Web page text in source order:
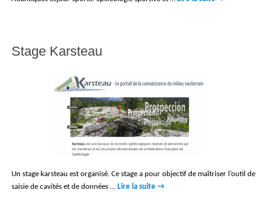
Stage Karsteau
Un stage karsteau est organisé. Ce stage a pour objectif de maîtriser l’outil de
saisie de cavités et de données … Lire la suite →